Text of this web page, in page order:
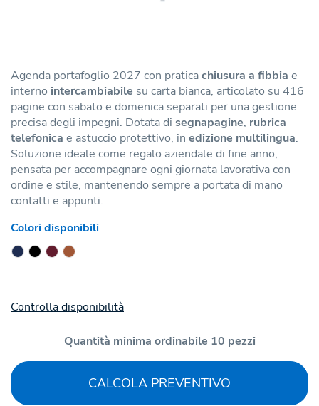
Agenda portafoglio 2027 con praticachiusura a fibbia e
interno intercambiabile su carta bianca, articolato su 416
pagine con sabato e domenica separati per una gestione
precisa degli impegni. Dotata di segnapagine, rubrica
telefonica e astuccio protettivo, in edizione multilingua.
Soluzione ideale come regalo aziendale di fine anno,
pensata per accompagnare ogni giornata lavorativa con
ordine e stile, mantenendo sempre a portata di mano
contatti e appunti.
Colori disponibili
Controlla disponibilità
Quantità minima ordinabile 10 pezzi
CALCOLA PREVENTIVO